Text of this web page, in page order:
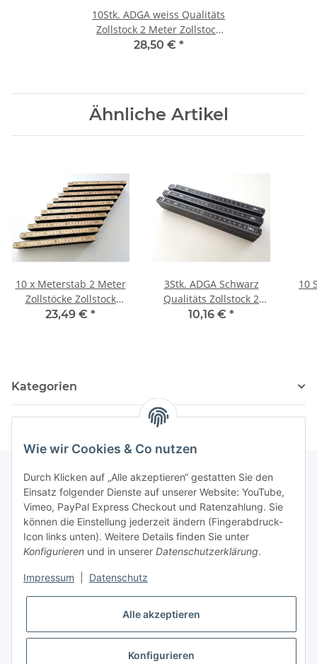
10Stk. ADGA weiss Qualitäts
Zollstock 2 Meter Zollstock
Meterstab Holz ADGA
28,50 € *
Ähnliche Artikel
10 x Meterstab 2 Meter
Zollstöcke Zollstock
Meterstäbe
23,49 € *
3Stk. ADGA Schwarz
Qualitäts Zollstock 2
Meter Zollstock
10,16 € *
10
Kategorien
Informationen
Gesetzliche Informationen
Wie wir Cookies & Co nutzen
Durch Klicken auf „Alle akzeptieren“ gestatten Sie den
Einsatz folgender Dienste auf unserer Website: YouTube,
Vimeo, PayPal Express Checkout und Ratenzahlung. Sie
können die Einstellung jederzeit ändern (Fingerabdruck-
Icon links unten). Weitere Details finden Sie unter
Konfigurieren und in unserer Datenschutzerklärung.
Impressum Datenschutz
Alle akzeptieren
Konfigurieren